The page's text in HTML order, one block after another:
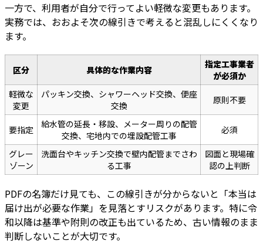
一方で、利用者が自分で行ってよい軽微な変更もあります。
実務では、おおよそ次の線引きで考えると混乱しにくくなり
ます。
区分 具体的な作業内容
指定工事業者
が必須か
軽微な
変更
パッキン交換、シャワーヘッド交換、便座
交換
原則不要
要指定
給水管の延長・移設、メーター周りの配管
交換、宅地内での埋設配管工事
必須
グレー
ゾーン
洗面台やキッチン交換で壁内配管までさわ
る工事
図面と現場確
認の上判断
PDFの名簿だけ見ても、この線引きが分からないと「本当は
届け出が必要な作業」を見落とすリスクがあります。特に令
和以降は基準や附則の改正も出ているため、古い情報のまま
判断しないことが大切です。